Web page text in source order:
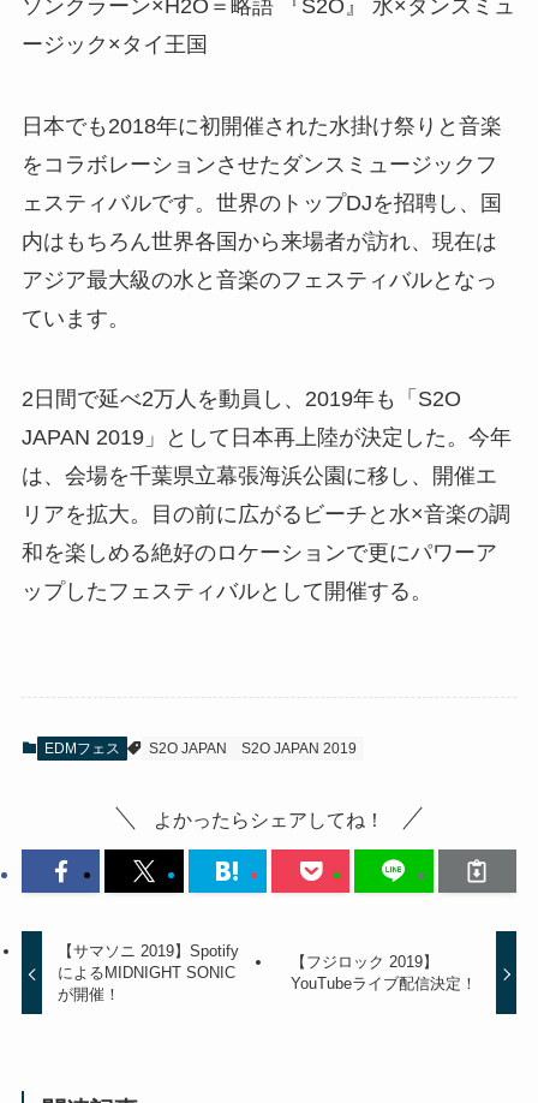
ソンクラーン×H2O＝略語 『S2O』 水×ダンスミュ
ージック×タイ王国
日本でも2018年に初開催された水掛け祭りと音楽
をコラボレーションさせたダンスミュージックフ
ェスティバルです。世界のトップDJを招聘し、国
内はもちろん世界各国から来場者が訪れ、現在は
アジア最大級の水と音楽のフェスティバルとなっ
ています。
2日間で延べ2万人を動員し、2019年も「S2O
JAPAN 2019」として日本再上陸が決定した。今年
は、会場を千葉県立幕張海浜公園に移し、開催エ
リアを拡大。目の前に広がるビーチと水×音楽の調
和を楽しめる絶好のロケーションで更にパワーア
ップしたフェスティバルとして開催する。
EDMフェス S2O JAPAN S2O JAPAN 2019
よかったらシェアしてね！
【サマソニ 2019】Spotify
によるMIDNIGHT SONIC
が開催！
【フジロック 2019】
YouTubeライブ配信決定！